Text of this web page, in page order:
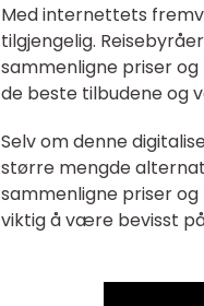
Med internettets
tilgjengelig.
sammenligne priser
de beste tilbudene og
Selv om denne
større mengde
sammenligne priser
viktig å være bevisst